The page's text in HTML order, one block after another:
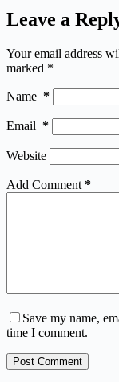
Leave a
Your email address
marked *
Name *
Email *
Website
Add Comment *
Save my name,
time I comment.
Post Comment